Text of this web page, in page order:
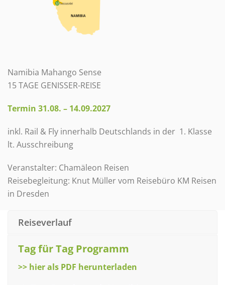
Namibia Mahango Sense
15 TAGE GENISSER-REISE
Termin 31.08. – 14.09.2027
inkl. Rail & Fly innerhalb Deutschlands in der 1. Klasse
lt. Ausschreibung
Veranstalter: Chamäleon Reisen
Reisebegleitung: Knut Müller vom Reisebüro KM Reisen
in Dresden
Reiseverlauf
Tag für Tag Programm
>> hier als PDF herunterladen